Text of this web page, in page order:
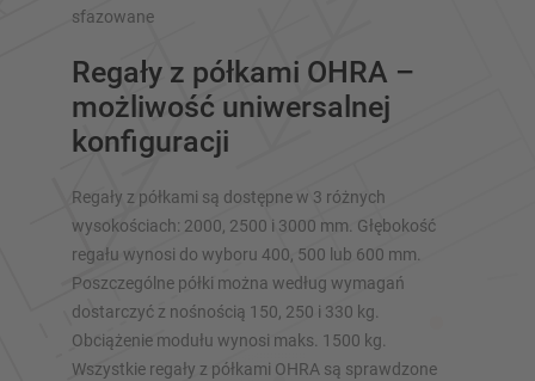
sfazowane
Regały z półkami OHRA –
możliwość uniwersalnej
konfiguracji
Regały z półkami są dostępne w 3 różnych
wysokościach: 2000, 2500 i 3000 mm. Głębokość
regału wynosi do wyboru 400, 500 lub 600 mm.
Poszczególne półki można według wymagań
dostarczyć z nośnością 150, 250 i 330 kg.
Obciążenie modułu wynosi maks. 1500 kg.
Wszystkie regały z półkami OHRA są sprawdzone
Regały Mobilne
Hala regałowa
Platforma magazynowa
Pionowe systemy regałowe
Skonfiguruj regał teraz